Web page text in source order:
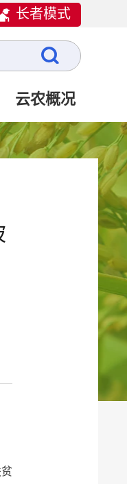
长者模式
云农概况